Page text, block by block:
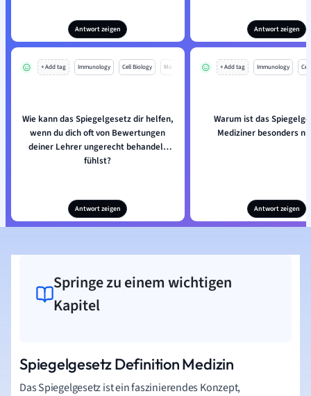
Antwort zeigen Antwort zeigen
+ Add tag Immunology Cell Biology Mo
Wie kann das Spiegelgesetz dir helfen,
wenn du dich oft von Bewertungen
deiner Lehrer ungerecht behandelt
fühlst?
Antwort zeigen
+ Add tag Immunology
Warum ist das
Mediziner besonders
Antwort zeigen
Springe zu einem wichtigen
Kapitel
Spiegelgesetz Definition Medizin
Das Spiegelgesetz ist ein faszinierendes Konzept,